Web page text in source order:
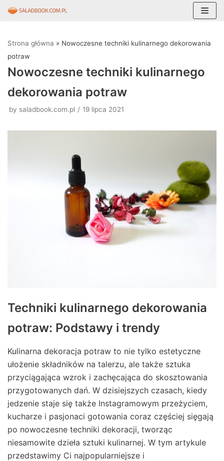
do
treści
Strona główna » Nowoczesne techniki kulinarnego dekorowania
potraw
Nowoczesne techniki kulinarnego
dekorowania potraw
by saladbook.com.pl 19 lipca 2021
Techniki kulinarnego dekorowania
potraw: Podstawy i trendy
Kulinarna dekoracja potraw to nie tylko estetyczne
ułożenie składników na talerzu, ale także sztuka
przyciągająca wzrok i zachęcająca do skosztowania
przygotowanych dań. W dzisiejszych czasach, kiedy
jedzenie staje się także Instagramowym przeżyciem,
kucharze i pasjonaci gotowania coraz częściej sięgają
po nowoczesne techniki dekoracji, tworząc
niesamowite dzieła sztuki kulinarnej. W tym artykule
przedstawimy Ci najpopularniejsze i